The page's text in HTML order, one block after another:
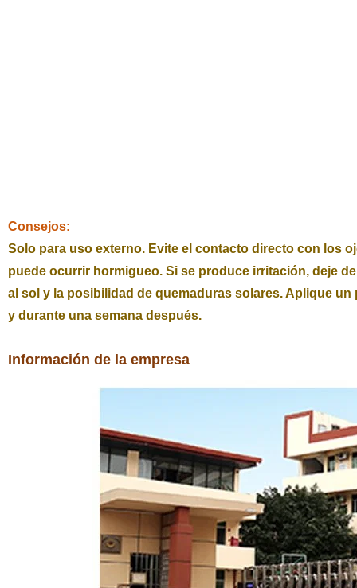
Consejos:
Solo para uso externo. Evite el contacto directo con los
puede ocurrir hormigueo. Si se produce irritación, deje
al sol y la posibilidad de quemaduras solares. Aplique
y durante una semana después.
Información de la empresa